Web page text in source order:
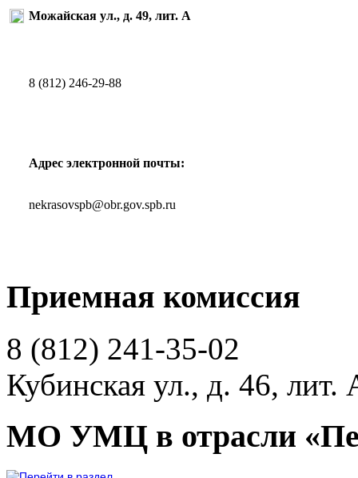
Можайская ул., д. 49, лит. А
8 (812) 246-29-88
Адрес электронной почты:
nekrasovspb@obr.gov.spb.ru
Приемная комиссия
8 (812) 241-35-02
Кубинская ул., д. 46, лит.
МО УМЦ в отрасли